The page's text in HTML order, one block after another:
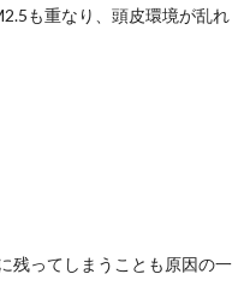
も重なり、頭皮環境が乱れ
残ってしまうことも原因の一